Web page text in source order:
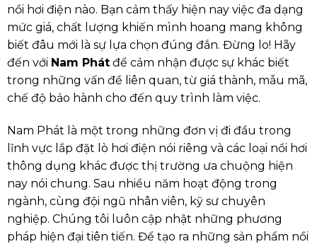
nồi hơi điện nào. Bạn cảm thấy hiện nay việc đa dạng
mức giá, chất lượng khiến mình hoang mang không
biết đâu mới là sự lựa chọn đúng đắn. Đừng lo! Hãy
đến với Nam Phátđể cảm nhận được sự khác biết
trong những vấn đề liên quan, từ giá thành, mẫu mã,
chế độ bảo hành cho đến quy trình làm việc.
Nam Phát là một trong những đơn vị đi đầu trong
lĩnh vực lắp đặt lò hơi điện nói riêng và các loại nồi hơi
thông dụng khác được thị trường ưa chuộng hiện
nay nói chung. Sau nhiều năm hoạt động trong
ngành, cùng đội ngũ nhân viên, kỹ sư chuyên
nghiệp. Chúng tôi luôn cập nhật những phương
pháp hiện đại tiên tiến. Để tạo ra những sản phẩm nồi